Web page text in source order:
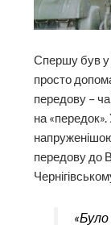
Спершу був у
просто
передову –
на «передок».
передову до